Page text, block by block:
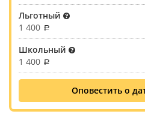
Льготный
1 400
Школьный
1 400
Оповестить о